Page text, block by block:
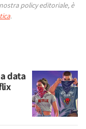
policy editoriale, è
.
data